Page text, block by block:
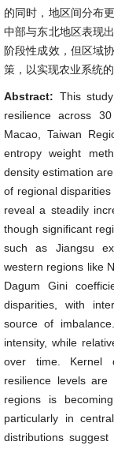
的同时，地区间分布
中部与东北地区表现
阶段性成效，但区域
策，以实现农业系统的
Abstract: This
resilience across
Macao, Taiwan
entropy weight
density estimation
of regional
reveal a steadily
though significant
such as Jiangsu
western regions like
Dagum Gini
disparities, with
source of
intensity, while
over time. Kernel
resilience levels are
regions is
particularly in
distributions